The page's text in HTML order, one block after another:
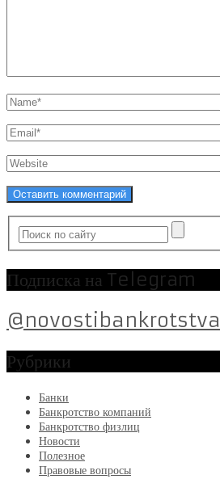
Подписка на Telegram
@novostibankrotstva
Рубрики
Банки
Банкротство компаний
Банкротство физлиц
Новости
Полезное
Правовые вопросы